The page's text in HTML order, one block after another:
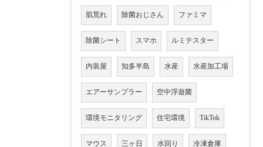
肌荒れ 除菌おじさん ファミマ
除菌シート スマホ ルミテスター
内装屋 知多半島 水産 水産加工場
エアーサンプラー 空中浮遊菌
環境モニタリング 住宅環境 TikTok
マウス 三ヶ日 水回り 冷凍倉庫